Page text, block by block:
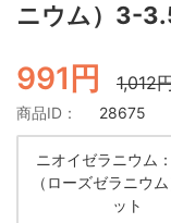
ニウム）3-
991円 1,012
商品ID： 28675
ニオイゼラニウム
（ローズゼラニウ
ット